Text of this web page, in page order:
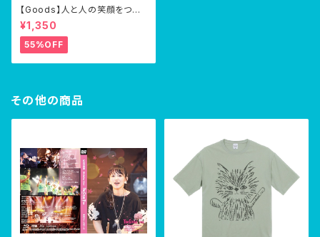
【Goods】人と人の笑顔をつな
げる君は向日葵・手持ちバッグ
(缶バッジ8個つき)
¥1,350
55%OFF
その他の商品